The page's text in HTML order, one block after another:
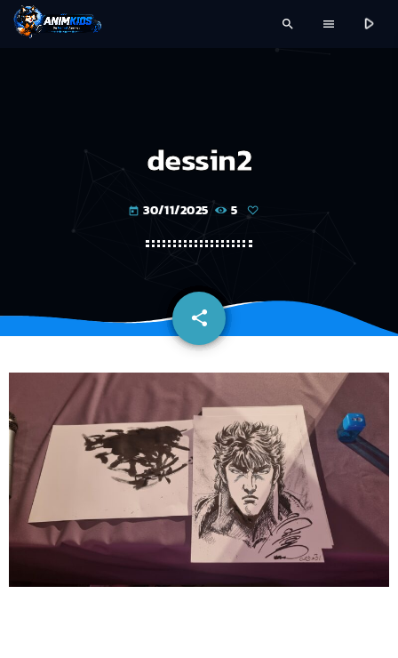
search menu play_arrow
dessin2
today 30/11/2025 5
share
email